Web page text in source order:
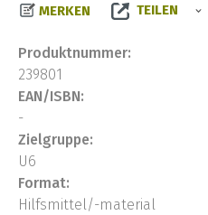
MERKEN TEILEN
Produktnummer:
239801
EAN/ISBN:
-
Zielgruppe:
U6
Format:
Hilfsmittel/-material